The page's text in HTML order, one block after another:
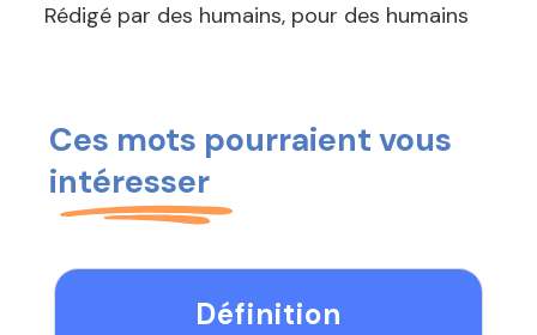
Rédigé par des humains, pour des humains
Ces mots pourraient vous
intéresser
Définition